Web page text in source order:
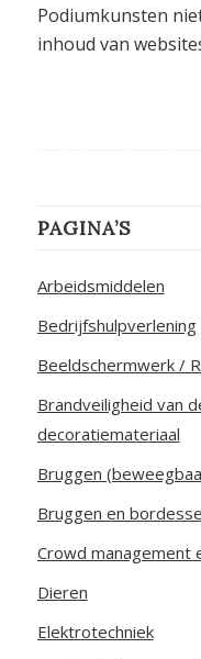
Podiumkunsten
inhoud van
PAGINA’S
Arbeidsmiddelen
Bedrijfshulpverlening
Beeldschermwerk /
Brandveiligheid van
decoratiemateriaal
Bruggen
Bruggen en
Crowd management
Dieren
Elektrotechniek